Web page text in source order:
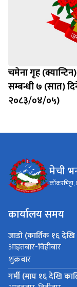
चमेना गृह
सम्बन्धी ७ (सात)
२०८३/०४/०५)
मेची
काँकरभिट्टा,
कार्यालय समय
जाडो (कार्तिक १६
आइतबार-विहीबार
शुक्रबार
गर्मी (माघ १६ देखि